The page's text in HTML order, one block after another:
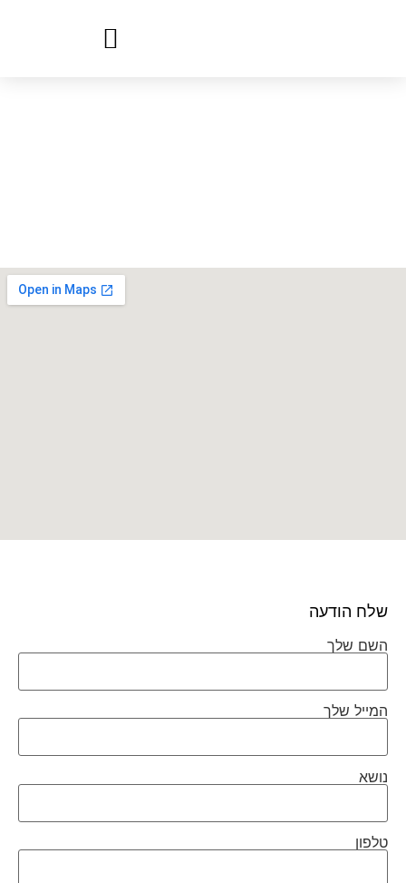
שלח הודעה
השם שלך
המייל שלך
נושא
טלפון